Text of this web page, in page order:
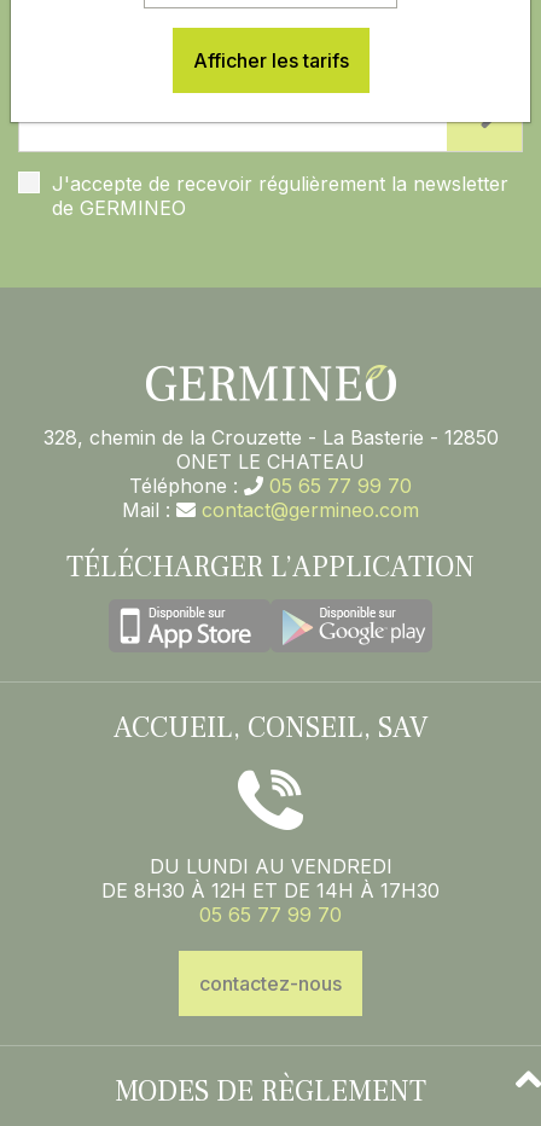
Restez informé sur les dernières actualités,
nouveautés et promotions de GERMINEO
J'accepte de recevoir régulièrement la newsletter
de GERMINEO
328, chemin de la Crouzette - La Basterie - 12850
ONET LE CHATEAU
Téléphone :
05 65 77 99 70
Mail :
contact@germineo.com
TÉLÉCHARGER L’APPLICATION
ACCUEIL, CONSEIL, SAV
DU LUNDI AU VENDREDI
DE 8H30 À 12H ET DE 14H À 17H30
05 65 77 99 70
contactez-nous
MODES DE RÈGLEMENT
Afficher les tarifs